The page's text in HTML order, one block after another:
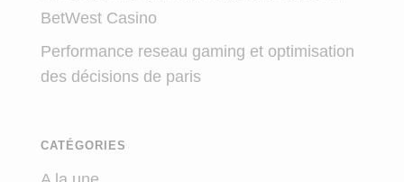
BetWest Casino
Performance reseau gaming et optimisation
des décisions de paris
CATÉGORIES